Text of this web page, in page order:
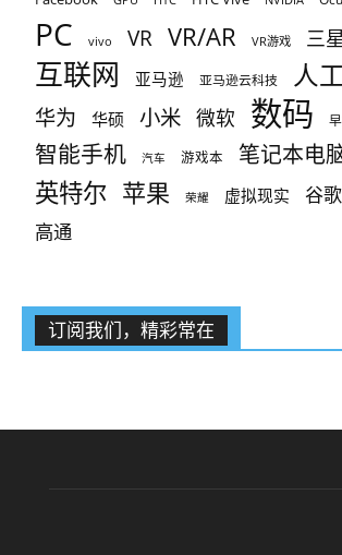
PC vivo VR VR/AR VR游戏 三星
互联网 亚马逊 亚马逊云科技 人
华为 华硕 小米 微软 数码
智能手机 汽车 游戏本 笔记本电
英特尔 苹果 荣耀 虚拟现实 谷歌
高通
订阅我们，精彩常在